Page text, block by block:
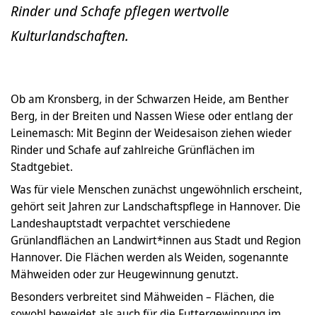
Rinder und Schafe pflegen wertvolle
Kulturlandschaften.
Ob am Kronsberg, in der Schwarzen Heide, am Benther
Berg, in der Breiten und Nassen Wiese oder entlang der
Leinemasch: Mit Beginn der Weidesaison ziehen wieder
Rinder und Schafe auf zahlreiche Grünflächen im
Stadtgebiet.
Was für viele Menschen zunächst ungewöhnlich erscheint,
gehört seit Jahren zur Landschaftspflege in Hannover. Die
Landeshauptstadt verpachtet verschiedene
Grünlandflächen an Landwirt*innen aus Stadt und Region
Hannover. Die Flächen werden als Weiden, sogenannte
Mähweiden oder zur Heugewinnung genutzt.
Besonders verbreitet sind Mähweiden – Flächen, die